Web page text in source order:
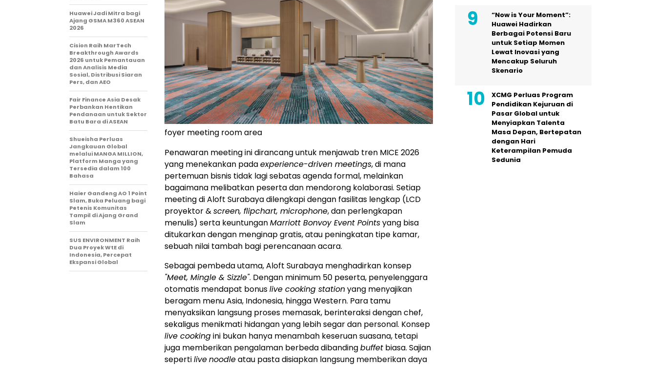
foyer meeting room area
Penawaran meeting ini dirancang untuk menjawab tren MICE 2026
yang menekankan padaexperience-driven meetings, di mana
pertemuan bisnis tidak lagi sebatas agenda formal, melainkan
bagaimana melibatkan peserta dan mendorong kolaborasi. Setiap
meeting di Aloft Surabaya dilengkapi dengan fasilitas lengkap (LCD
proyektor &screen, flipchart, microphone, dan perlengkapan
menulis) serta keuntunganMarriott Bonvoy Event Pointsyang bisa
ditukarkan dengan menginap gratis, atau peningkatan tipe kamar,
sebuah nilai tambah bagi perencanaan acara.
Sebagai pembeda utama, Aloft Surabaya menghadirkan konsep
"Meet, Mingle & Sizzle". Dengan minimum 50 peserta, penyelenggara
otomatis mendapat bonuslive cooking stationyang menyajikan
beragam menu Asia, Indonesia, hingga Western. Para tamu
menyaksikan langsung proses memasak, berinteraksi dengan chef,
sekaligus menikmati hidangan yang lebih segar dan personal. Konsep
live cookingini bukan hanya menambah keseruan suasana, tetapi
juga memberikan pengalaman berbeda dibandingbuffet biasa. Sajian
sepertilivenoodleatau pasta disiapkan langsung memberikan daya
Huawei Jadi Mitra bagi
Ajang GSMA M360 ASEAN
2026
Cision Raih MarTech
Breakthrough Awards
2026 untuk Pemantauan
dan Analisis Media
Sosial, Distribusi Siaran
Pers, dan AEO
Fair Finance Asia Desak
Perbankan Hentikan
Pendanaan untuk Sektor
Batu Bara di ASEAN
Shueisha Perluas
Jangkauan Global
melalui MANGA MILLION,
Platform Manga yang
Tersedia dalam 100
Bahasa
Haier Gandeng AO 1 Point
Slam, Buka Peluang bagi
Petenis Komunitas
Tampil di Ajang Grand
Slam
SUS ENVIRONMENT Raih
Dua Proyek WtE di
Indonesia, Percepat
Ekspansi Global
“Now is Your Moment”:
Huawei Hadirkan
Berbagai Potensi Baru
untuk Setiap Momen
Lewat Inovasi yang
Mencakup Seluruh
Skenario
XCMG Perluas Program
Pendidikan Kejuruan di
Pasar Global untuk
Menyiapkan Talenta
Masa Depan, Bertepatan
dengan Hari
Keterampilan Pemuda
Sedunia